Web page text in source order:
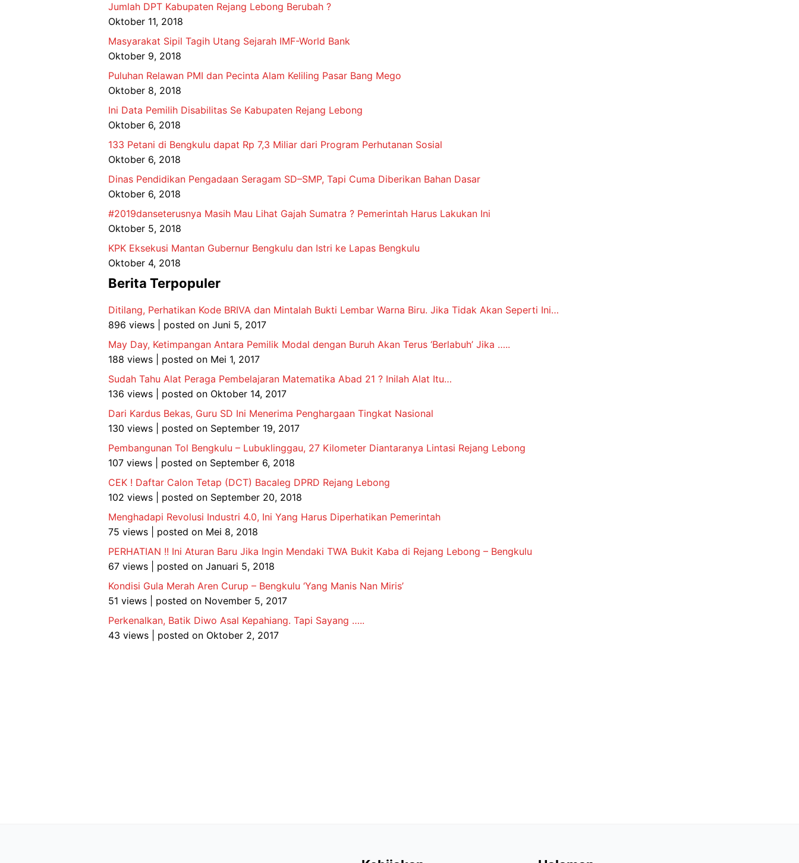
Jumlah DPT Kabupaten Rejang Lebong Berubah ?
Oktober 11, 2018
Masyarakat Sipil Tagih Utang Sejarah IMF-World Bank
Oktober 9, 2018
Puluhan Relawan PMI dan Pecinta Alam Keliling Pasar Bang Mego
Oktober 8, 2018
Ini Data Pemilih Disabilitas Se Kabupaten Rejang Lebong
Oktober 6, 2018
133 Petani di Bengkulu dapat Rp 7,3 Miliar dari Program Perhutanan Sosial
Oktober 6, 2018
Dinas Pendidikan Pengadaan Seragam SD–SMP, Tapi Cuma Diberikan Bahan Dasar
Oktober 6, 2018
#2019danseterusnya Masih Mau Lihat Gajah Sumatra ? Pemerintah Harus Lakukan Ini
Oktober 5, 2018
KPK Eksekusi Mantan Gubernur Bengkulu dan Istri ke Lapas Bengkulu
Oktober 4, 2018
Berita Terpopuler
Ditilang, Perhatikan Kode BRIVA dan Mintalah Bukti Lembar Warna Biru. Jika Tidak Akan Seperti Ini…
896 views
posted on Juni 5, 2017
May Day, Ketimpangan Antara Pemilik Modal dengan Buruh Akan Terus ‘Berlabuh’ Jika …..
188 views
posted on Mei 1, 2017
Sudah Tahu Alat Peraga Pembelajaran Matematika Abad 21 ? Inilah Alat Itu…
136 views
posted on Oktober 14, 2017
Dari Kardus Bekas, Guru SD Ini Menerima Penghargaan Tingkat Nasional
130 views
posted on September 19, 2017
Pembangunan Tol Bengkulu – Lubuklinggau, 27 Kilometer Diantaranya Lintasi Rejang Lebong
107 views
posted on September 6, 2018
CEK ! Daftar Calon Tetap (DCT) Bacaleg DPRD Rejang Lebong
102 views
posted on September 20, 2018
Menghadapi Revolusi Industri 4.0, Ini Yang Harus Diperhatikan Pemerintah
75 views
posted on Mei 8, 2018
PERHATIAN !! Ini Aturan Baru Jika Ingin Mendaki TWA Bukit Kaba di Rejang Lebong – Bengkulu
67 views
posted on Januari 5, 2018
Kondisi Gula Merah Aren Curup – Bengkulu ‘Yang Manis Nan Miris’
51 views
posted on November 5, 2017
Perkenalkan, Batik Diwo Asal Kepahiang. Tapi Sayang …..
43 views
posted on Oktober 2, 2017